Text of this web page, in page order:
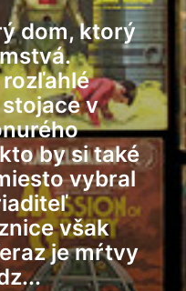
dom, ktorý
v
by si také
vybral
však
je mŕtvy